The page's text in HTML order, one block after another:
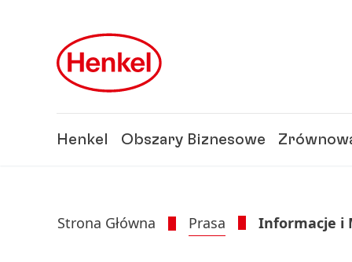
Henkel Obszary Biznesowe
Strona Główna Prasa Informacje i